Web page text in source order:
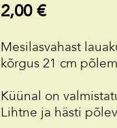
2,00 €
Mesilasvahast
kõrgus 21 cm
Küünal on
Lihtne ja hästi